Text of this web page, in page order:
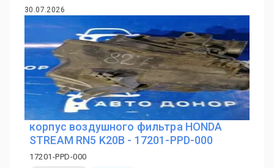
30.07.2026
корпус воздушного фильтра HONDA
STREAM RN5 K20B - 17201-PPD-000
17201-PPD-000